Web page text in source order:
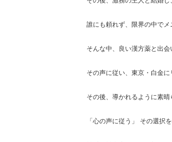
誰にも頼れず、限界の中でメ
そんな中、良い漢方薬と出
その声に従い、東京・白金に
その後、導かれるように素
「心の声に従う」 その選択